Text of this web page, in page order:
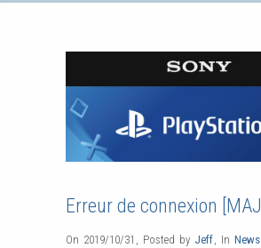
Erreur de connexion [MAJ]
On 2019/10/31 , Posted by Jeff, In News